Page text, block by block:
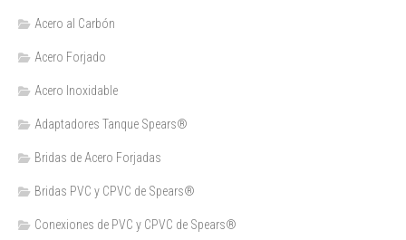
Acero al Carbón
Acero Forjado
Acero Inoxidable
Adaptadores Tanque Spears®
Bridas de Acero Forjadas
Bridas PVC y CPVC de Spears®
Conexiones de PVC y CPVC de Spears®